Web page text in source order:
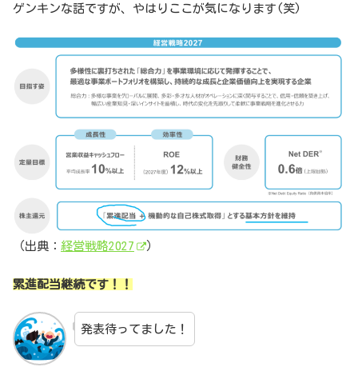
ゲンキンな話ですが、やはりここが気になります(笑)
（出典： 経営戦略2027 ）
累進配当継続です！！
発表待ってました！